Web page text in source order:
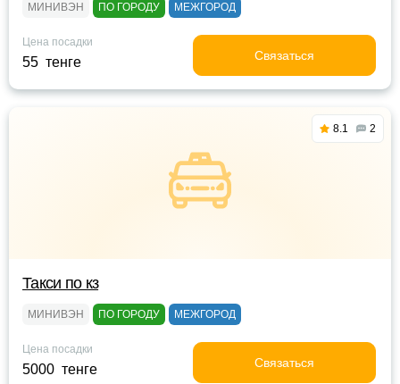
МИНИВЭН ПО ГОРОДУ МЕЖГОРОД
Цена посадки
55 тенге Связаться
8.1 2
Такси по кз
МИНИВЭН ПО ГОРОДУ МЕЖГОРОД
Цена посадки
5000 тенге Связаться